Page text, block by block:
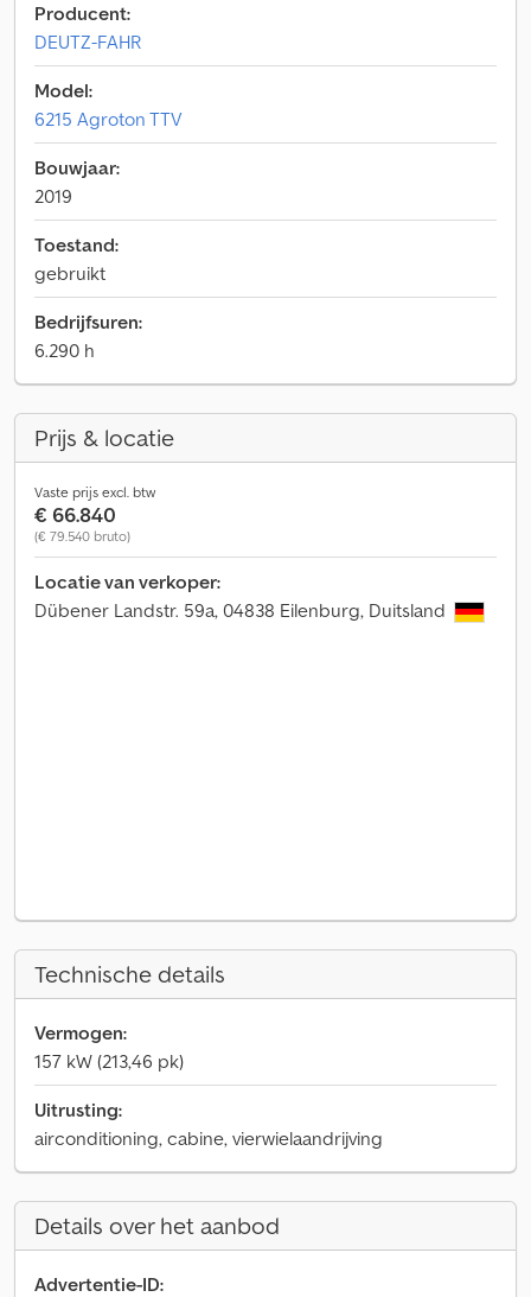
Producent:
DEUTZ-FAHR
Model:
6215 Agroton TTV
Bouwjaar:
2019
Toestand:
gebruikt
Bedrijfsuren:
6.290 h
Prijs & locatie
Vaste prijs excl. btw
€ 66.840
(€ 79.540 bruto)
Locatie van verkoper:
Dübener Landstr. 59a, 04838 Eilenburg, Duitsland
Technische details
Vermogen:
157 kW (213,46 pk)
Uitrusting:
airconditioning, cabine, vierwielaandrijving
Details over het aanbod
Advertentie-ID: